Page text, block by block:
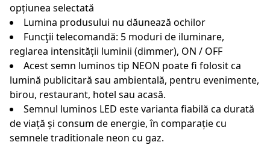
opțiunea selectată
Lumina produsului nu dăunează ochilor
Funcţii telecomandă: 5 moduri de iluminare,
reglarea intensității luminii (dimmer), ON / OFF
Acest semn luminos tip NEON poate fi folosit ca
lumină publicitară sau ambientală, pentru evenimente,
birou, restaurant, hotel sau acasă.
Semnul luminos LED este varianta fiabilă ca durată
de viață și consum de energie, în comparație cu
semnele traditionale neon cu gaz.